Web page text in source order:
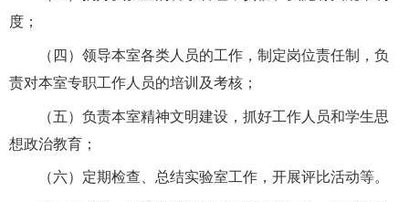
度；
（四）领导本室各类人员的工作，制定岗位责任制，负
责对本室专职工作人员的培训及考核；
（五）负责本室精神文明建设，抓好工作人员和学生思
想政治教育；
（六）定期检查、总结实验室工作，开展评比活动等。